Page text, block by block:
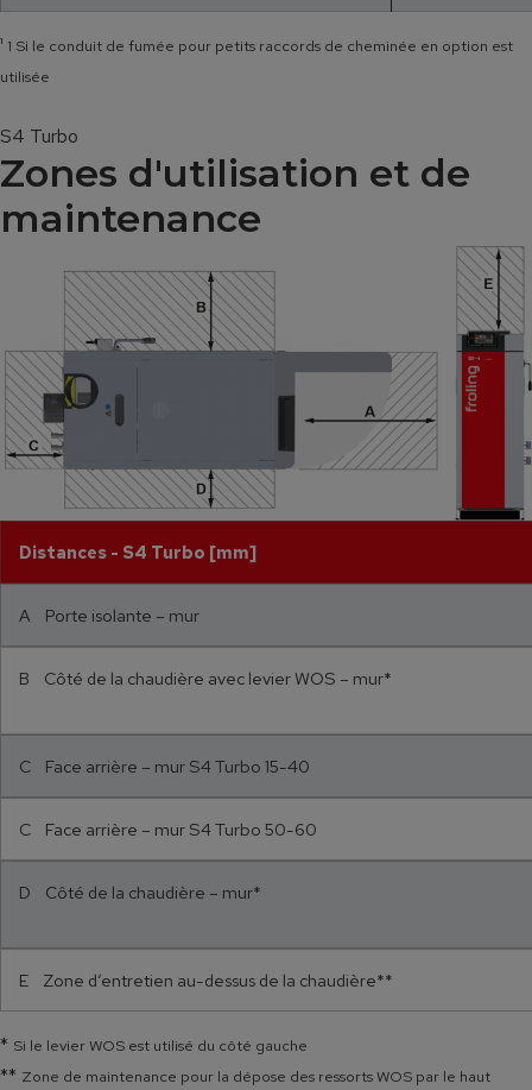
¹ 1 Si le conduit de fumée pour petits raccords de cheminée en option est
utilisée
S4 Turbo
Zones d'utilisation et de
maintenance
Distances - S4 Turbo [mm]
A Porte isolante – mur
B Côté de la chaudière avec levier WOS – mur*
C Face arrière – mur S4 Turbo 15-40
C Face arrière – mur S4 Turbo 50-60
D Côté de la chaudière – mur*
E Zone d‘entretien au-dessus de la chaudière**
* Si le levier WOS est utilisé du côté gauche
** Zone de maintenance pour la dépose des ressorts WOS par le haut